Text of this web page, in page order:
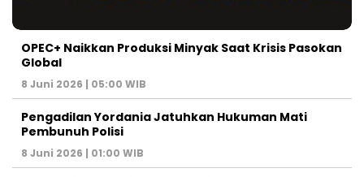
OPEC+ Naikkan Produksi Minyak Saat Krisis Pasokan
Global
8 Juni 2026 | 05:00 WIB
Pengadilan Yordania Jatuhkan Hukuman Mati
Pembunuh Polisi
8 Juni 2026 | 01:00 WIB